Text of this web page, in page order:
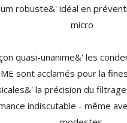
robuste&' idéal en
micro
quasi-unanime&' les
sont acclamés pour la
la précision du
indiscutable - même